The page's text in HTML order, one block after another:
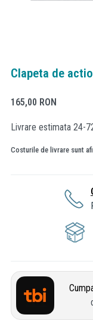
Clapeta de
165,00 RON
Livrare estimata 24-
Costurile de livrare sunt